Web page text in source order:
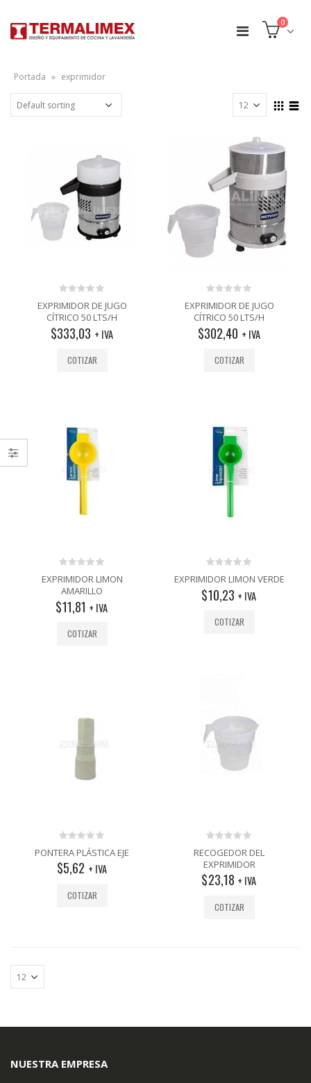
0
Portada » exprimidor
0
out
of
5
EXPRIMIDOR DE JUGO
CÍTRICO 50 LTS/H
$333,03 + IVA
COTIZAR
0
out
of
5
EXPRIMIDOR DE JUGO
CÍTRICO 50 LTS/H
$302,40 + IVA
COTIZAR
0
out
of
5
EXPRIMIDOR LIMON
AMARILLO
$11,81 + IVA
COTIZAR
0
out
of
5
EXPRIMIDOR LIMON VERDE
$10,23 + IVA
COTIZAR
0
out
of
5
PONTERA PLÁSTICA EJE
$5,62 + IVA
COTIZAR
0
out
of
5
RECOGEDOR DEL
EXPRIMIDOR
$23,18 + IVA
COTIZAR
NUESTRA EMPRESA